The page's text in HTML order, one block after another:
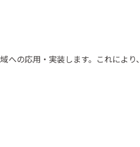
の応用・実装します。これにより